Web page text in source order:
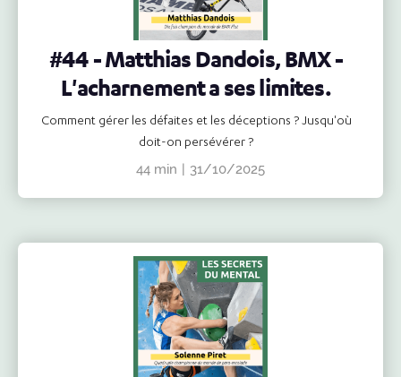
#44 - Matthias Dandois, BMX -
L'acharnement a ses limites.
Comment gérer les défaites et les déceptions ? Jusqu'où
doit-on persévérer ?
44 min | 31/10/2025